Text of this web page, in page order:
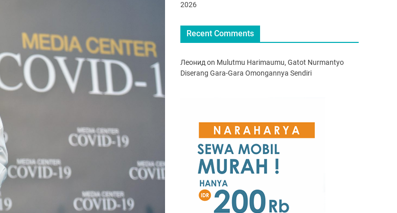
2026
Recent Comments
Леонид on Mulutmu Harimaumu, Gatot Nurmantyo
Diserang Gara-Gara Omongannya Sendiri